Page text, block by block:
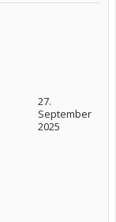
27.
September
2025